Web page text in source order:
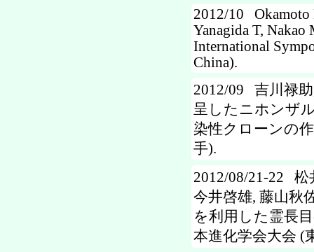
2012/10 Okamoto
Yanagida T, Nakao
International
China).
2012/09 吉川禄
呈したニホンザ
染性クローンの
手).
2012/08/21-22 松
今井啓雄, 藤山秋
を利用した霊長
本進化学会大会 (